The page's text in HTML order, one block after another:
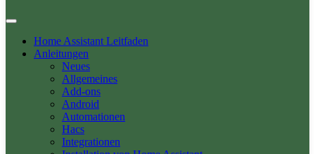
Home Assistant Leitfaden
Anleitungen
Neues
Allgemeines
Add-ons
Android
Automationen
Hacs
Integrationen